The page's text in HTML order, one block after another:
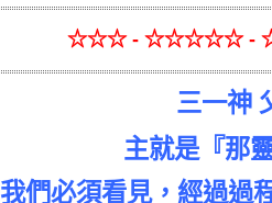
☆☆☆ - ☆☆☆☆☆ -
三一神
主就是『那
我們必須看見，經過過